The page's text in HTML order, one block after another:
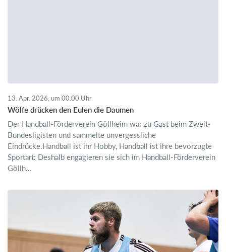
13. Apr. 2026, um 00.00 Uhr
Wölfe drücken den Eulen die Daumen
Der Handball-Förderverein Göllheim war zu Gast beim Zweit-
Bundesligisten und sammelte unvergessliche
Eindrücke.Handball ist ihr Hobby, Handball ist ihre bevorzugte
Sportart: Deshalb engagieren sie sich im Handball-Förderverein
Göllh...